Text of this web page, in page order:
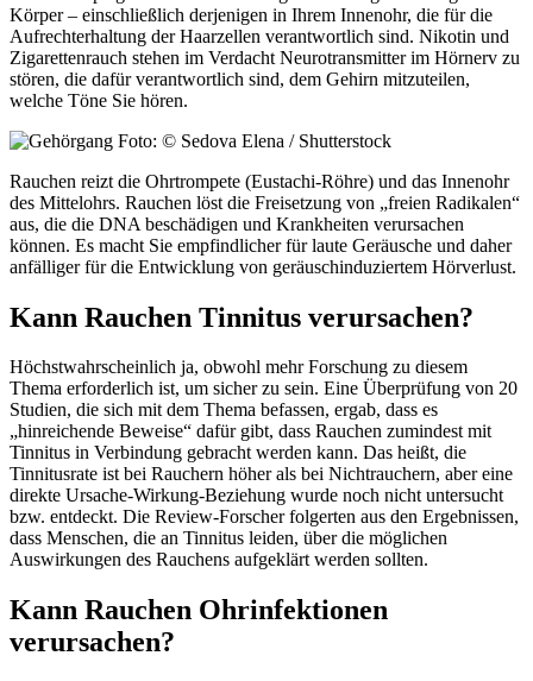
Körper – einschließlich derjenigen in Ihrem Innenohr, die für die
Aufrechterhaltung der Haarzellen verantwortlich sind. Nikotin und
Zigarettenrauch stehen im Verdacht Neurotransmitter im Hörnerv zu
stören, die dafür verantwortlich sind, dem Gehirn mitzuteilen,
welche Töne Sie hören.
Foto: © Sedova Elena / Shutterstock
Rauchen reizt die Ohrtrompete (Eustachi-Röhre) und das Innenohr
des Mittelohrs. Rauchen löst die Freisetzung von „freien Radikalen“
aus, die die DNA beschädigen und Krankheiten verursachen
können. Es macht Sie empfindlicher für laute Geräusche und daher
anfälliger für die Entwicklung von geräuschinduziertem Hörverlust.
Kann Rauchen Tinnitus verursachen?
Höchstwahrscheinlich ja, obwohl mehr Forschung zu diesem
Thema erforderlich ist, um sicher zu sein. Eine Überprüfung von 20
Studien, die sich mit dem Thema befassen, ergab, dass es
„hinreichende Beweise“ dafür gibt, dass Rauchen zumindest mit
Tinnitus in Verbindung gebracht werden kann. Das heißt, die
Tinnitusrate ist bei Rauchern höher als bei Nichtrauchern, aber eine
direkte Ursache-Wirkung-Beziehung wurde noch nicht untersucht
bzw. entdeckt. Die Review-Forscher folgerten aus den Ergebnissen,
dass Menschen, die an Tinnitus leiden, über die möglichen
Auswirkungen des Rauchens aufgeklärt werden sollten.
Kann Rauchen Ohrinfektionen
verursachen?